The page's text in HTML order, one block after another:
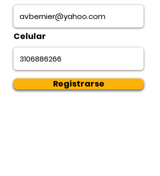
Celular
Registrarse